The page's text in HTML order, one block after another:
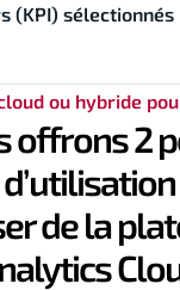
(KPI) sélectionnés
ou hybride
offrons 2
d’utilisation
de la